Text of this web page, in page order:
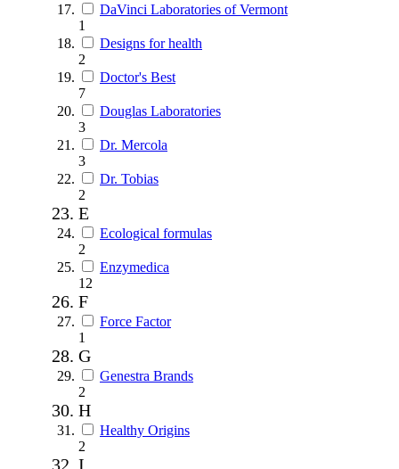
DaVinci Laboratories of Vermont
1
Designs for health
2
Doctor's Best
7
Douglas Laboratories
3
Dr. Mercola
3
Dr. Tobias
2
E
Ecological formulas
2
Enzymedica
12
F
Force Factor
1
G
Genestra Brands
2
H
Healthy Origins
2
I